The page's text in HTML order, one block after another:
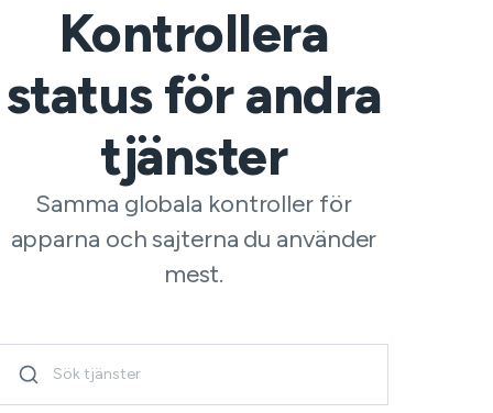
Kontrollera
status för andra
tjänster
Samma globala kontroller för
apparna och sajterna du använder
mest.